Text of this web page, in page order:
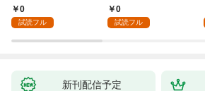
る～不人気の支援魔術
師は給料泥棒だと魔術
が、出世した元教え子
0
試読フル
魔術師～辺境の地でス
ローライフを夢見る
0
試読フル
新刊配信予定